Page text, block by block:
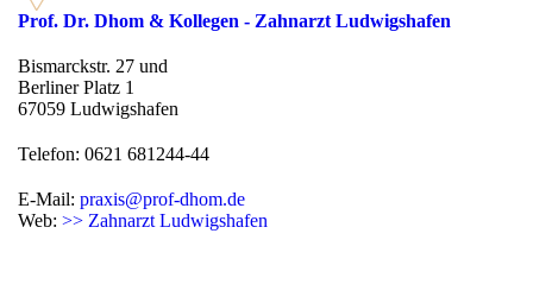
Prof. Dr. Dhom & Kollegen - Zahnarzt Ludwigshafen
Bismarckstr. 27 und
Berliner Platz 1
67059 Ludwigshafen
Telefon: 0621 681244-44
E-Mail: praxis@prof-dhom.de
Web: >> Zahnarzt Ludwigshafen